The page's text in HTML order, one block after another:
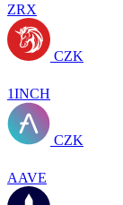
ZRX
CZK
1INCH
CZK
AAVE